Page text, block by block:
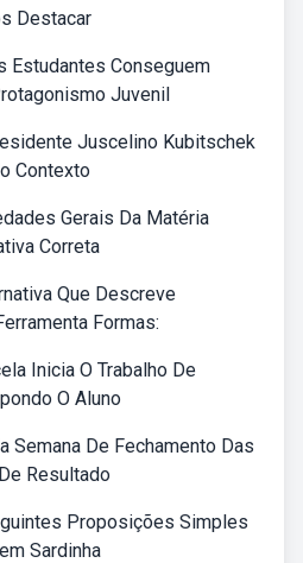
Destacar
Estudantes Conseguem
Juvenil
Juscelino Kubitschek
Contexto
Gerais Da Matéria
Correta
Que Descreve
Formas:
Inicia O Trabalho De
O Aluno
Semana De Fechamento Das
Resultado
Proposições Simples
Sardinha